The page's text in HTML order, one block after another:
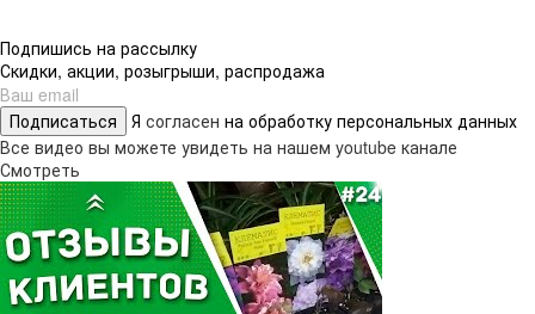
Подпишись на рассылку
Скидки, акции, розыгрыши, распродажа
Подписаться Я согласен на обработку персональных данных
Все видео вы можете увидеть на нашем youtube канале
Смотреть